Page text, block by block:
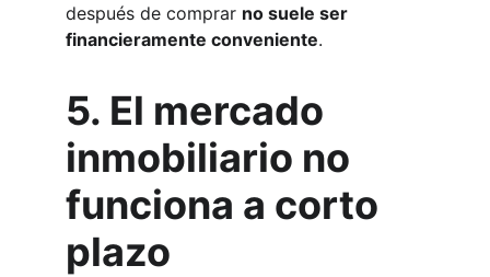
después de comprar no suele ser
financieramente conveniente.
5. El mercado
inmobiliario no
funciona a corto
plazo